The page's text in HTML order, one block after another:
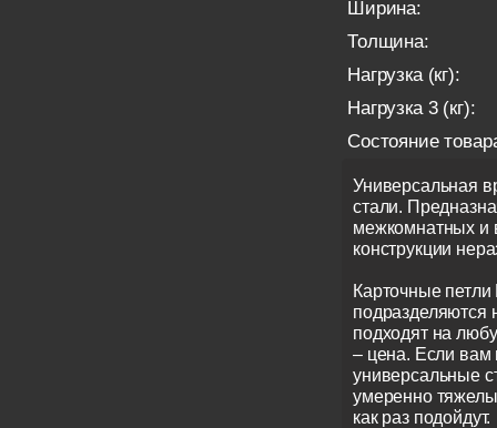
Ширина:
Толщина:
Нагрузка (кг):
Нагрузка 3 (кг):
Состояние
Универсальная
стали.
межкомнатных и
конструкции
Карточные петли
подразделяются
подходят на
– цена. Если вам
универсальные
умеренно
как раз подойдут.